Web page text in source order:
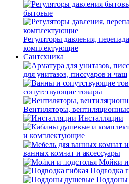
бытовые
Регуляторы давления,
комплектующие
Сантехника
для унитазов, писсуаров и чаш
сопутствующие товары
Вентиляторы,
Инсталляции
и комплектующие
ванных комнат и аксессуары
Мойки и
Подводка
Поддоны